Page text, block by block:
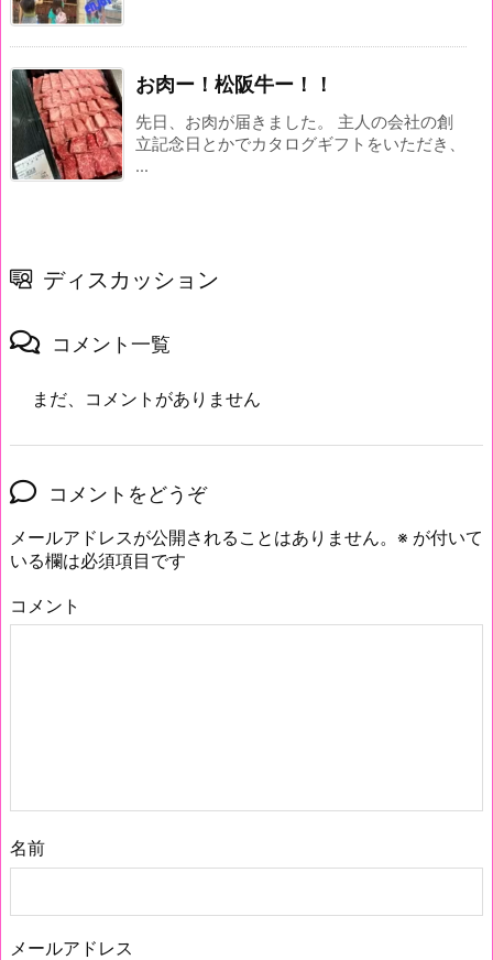
お肉ー！松阪牛ー！！
先日、お肉が届きました。 主人の会社の創
立記念日とかでカタログギフトをいただき、
...
ディスカッション
コメント一覧
まだ、コメントがありません
コメントをどうぞ
メールアドレスが公開されることはありません。 ※ が付いて
いる欄は必須項目です
コメント
名前
メールアドレス